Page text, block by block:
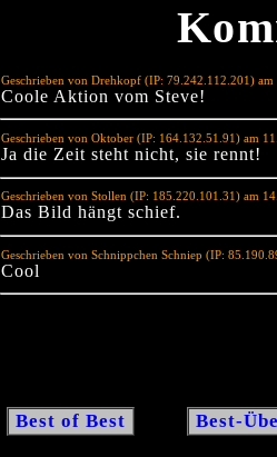
Geschrieben von Drehkopf (IP: 79.242.112.201)
Coole Aktion vom Steve!
Geschrieben von Oktober (IP: 164.132.51.91) am
Ja die Zeit steht nicht, sie rennt!
Geschrieben von Stollen (IP: 185.220.101.31) am
Das Bild hängt schief.
Geschrieben von Schnippchen Schniep (IP:
Cool
Best of Best Best-